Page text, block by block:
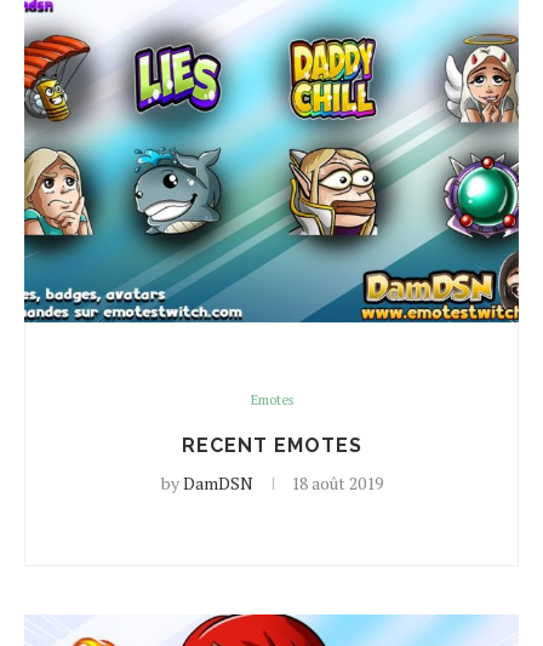
Emotes
RECENT EMOTES
byDamDSN 18 août 2019